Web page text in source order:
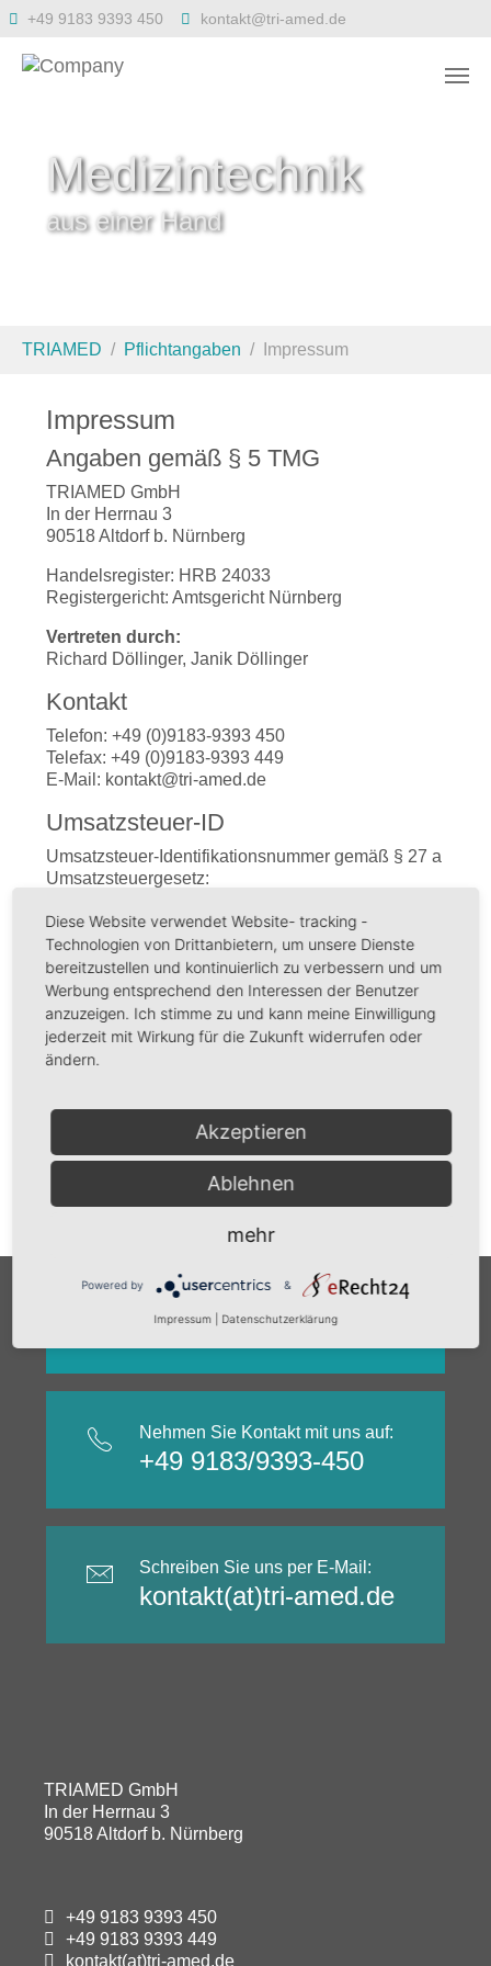
Zum Hauptinhalt springen
+49 9183 9393 450 kontakt@tri-amed.de
Medizintechnik
aus einer Hand
TRIAMED Pflichtangaben Impressum
Impressum
Angaben gemäß § 5 TMG
TRIAMED GmbH
In der Herrnau 3
90518 Altdorf b. Nürnberg
Handelsregister: HRB 24033
Registergericht: Amtsgericht Nürnberg
Vertreten durch:
Richard Döllinger, Janik Döllinger
Kontakt
Telefon: +49 (0)9183-9393 450
Telefax: +49 (0)9183-9393 449
E-Mail: kontakt@tri-amed.de
Umsatzsteuer-ID
Umsatzsteuer-Identifikationsnummer gemäß § 27 a
Umsatzsteuergesetz:
EU-Streitschlichtung
Die Europäische Kommission stellt eine Plattform
zur Online-Streitbeilegung (OS) bereit:
https://ec.europa.eu/consumers/odr/.
Unsere E-Mail-Adresse finden Sie oben im
Impressum.
Verbraucher­streit­beilegung/Universal­
schlichtungs­stelle
Wir sind nicht bereit oder verpflichtet, an
Streitbeilegungsverfahren vor einer
So finden Sie zu uns:
Google Maps
Nehmen Sie Kontakt mit uns auf:
+49 9183/9393-450
Schreiben Sie uns per E-Mail:
kontakt(at)tri-amed.de
TRIAMED GmbH
In der Herrnau 3
90518 Altdorf b. Nürnberg
+49 9183 9393 450
+49 9183 9393 449
kontakt(at)tri-amed.de
Diese Website verwendet Website- tracking -
Technologien von Drittanbietern, um unsere Dienste
bereitzustellen und kontinuierlich zu verbessern und um
Werbung entsprechend den Interessen der Benutzer
anzuzeigen. Ich stimme zu und kann meine Einwilligung
jederzeit mit Wirkung für die Zukunft widerrufen oder
ändern.
Akzeptieren
Ablehnen
mehr
Powered by &
Impressum Datenschutzerklärung